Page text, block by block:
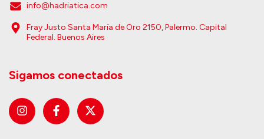
info@hadriatica.com
Fray Justo Santa María de Oro 2150, Palermo. Capital
Federal. Buenos Aires
Sigamos conectados